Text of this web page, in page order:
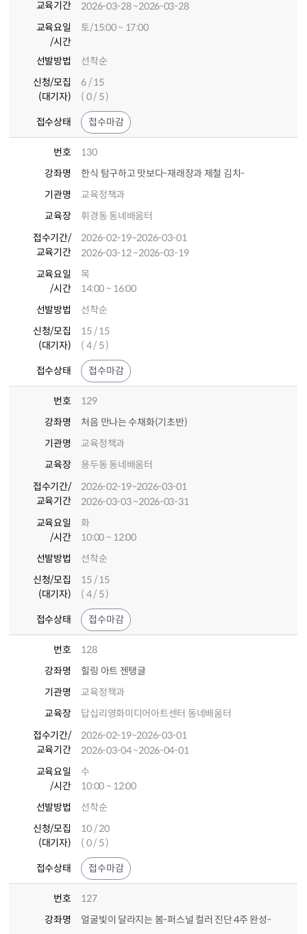
교육기간 2026-03-28~2026-03-28
교육요일
/시간
토/15:00 ~ 17:00
선발방법
선착순
신청/모집
(대기자)
6 / 15
( 0 / 5 )
접수상태 접수마감
번호
130
강좌명
한식 탐구하고 맛보다-재래장과 제철 김치-
기관명
교육정책과
교육장
휘경동 동네배움터
접수기간/
교육기간
2026-02-19~2026-03-01
2026-03-12~2026-03-19
교육요일
/시간
목
14:00 ~ 16:00
선발방법
선착순
신청/모집
(대기자)
15 / 15
( 4 / 5 )
접수상태 접수마감
번호
129
강좌명
처음 만나는 수채화(기초반)
기관명
교육정책과
교육장
용두동 동네배움터
접수기간/
교육기간
2026-02-19~2026-03-01
2026-03-03~2026-03-31
교육요일
/시간
화
10:00 ~ 12:00
선발방법
선착순
신청/모집
(대기자)
15 / 15
( 4 / 5 )
접수상태 접수마감
번호
128
강좌명
힐링 아트 젠탱글
기관명
교육정책과
교육장
답십리영화미디어아트센터 동네배움터
접수기간/
교육기간
2026-02-19~2026-03-01
2026-03-04~2026-04-01
교육요일
/시간
수
10:00 ~ 12:00
선발방법
선착순
신청/모집
(대기자)
10 / 20
( 0 / 5 )
접수상태 접수마감
번호
127
강좌명
얼굴빛이 달라지는 봄-퍼스널 컬러 진단 4주 완성-